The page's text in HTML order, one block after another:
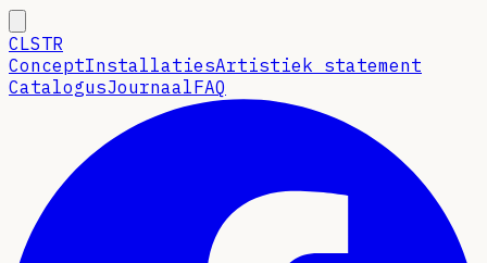
CLSTR
ConceptInstallatiesArtistiek statement
CatalogusJournaalFAQ